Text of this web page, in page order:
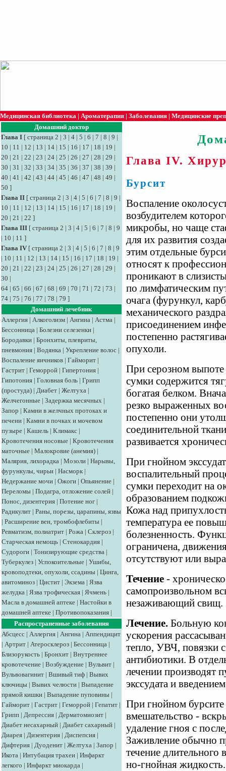
Медицинская библиотека | Ароматерапия | Заболевания | Медицинские
Домашний доктор
Глава I [ страница 2 | 3 | 4 | 5 | 6 | 7 | 8 | 9 |
10 | 11 | 12 | 13 | 14 | 15 | 16 | 17 | 18 | 19 |
20 | 21 | 22 | 23 | 24 | 25 | 26 | 27 | 28 | 29 |
30 | 31 | 32 | 33 | 34 | 35 | 36 | 37 | 38 | 39 |
40 | 41 | 42 | 43 | 44 | 45 | 46 | 47 | 48 | 49 |
50 ]
Глава II [ страница 2 | 3 | 4 | 5 | 6 | 7 | 8 | 9 |
10 | 11 | 12 | 13 | 14 | 15 | 16 | 17 | 18 | 19 |
20 | 21 | 22 ]
Глава III [ страница 2 | 3 | 4 | 5 | 6 | 7 | 8 | 9
| 10 | 11 ]
Глава IV [ страница 2 | 3 | 4 | 5 | 6 | 7 | 8 | 9
| 10 | 11 | 12 | 13 | 14 | 15 | 16 | 17 | 18 | 19 |
20 | 21 | 22 | 23 | 24 | 25 | 26 | 27 | 28 | 29 |
30 |
64 | 65 | 66 | 67 | 68 | 69 | 70 | 71 | 72 | 73 |
74 | 75 | 76 | 77 | 78 | 79 ]
Домашний лечебник
Аллергия | Алкоголизм | Ангина | Астма |
Бессонница | Болезни селезенки |
Бородавки | Бронхиты, плевриты,
пневмония | Водянка | Укрепление волос |
Воспаление яичников | Гайморит |
Гастрит | Геморрой | Гипертония |
Гипотония | Головная боль | Грипп
(простуда) | Диабет | Желтуха |
Желчегонные | Задержка месячных |
Запор | Камни в желчных протоках и
печени | Камни в почках и мочевом
пузыре | Кашель | Климакс |
Кровотечения носовые | Кровотечения
маточные | Малокровие (анемия) |
Малярия, лихорадка | Мозоли | Нарывы,
фурункулы, чирьи | Насморк |
Недержание мочи | Ожоги | Опьянение |
Переломы | Подагра, отложение солей |
Понос, дизентерия | Потение ног |
Радикулит | Раны, порезы, царапины, язвы
| Расширение вен, тромбофлебиты |
Ревматизм, полиатрит | Рожа | Склероз |
Старческая немощь | Стенокардия |
Судороги | Тонизирующие средства |
Туберкулез | Успокоительные | Ушибы,
кровоподтеки, опухоли, ссадины | Цинга,
авитоминоз | Цистит | Экзема | Язва
желудка | Язва трофическая | Ячмень |
Масла в домашней аптеке | Настойки в
домашней аптеке | Противопоказания |
Распространенные заболевания
Абсцесс | Аллергия | Ангина | Аппендицит
| Артрит | Атеросклероз | Бессонница |
Близорукость | Бронхит | Внутреннее
кровотечение | Возбуждение | Вульвит |
Вульвовагинит | Вшивый тиф | Вывих
ключицы | Вывих челюсти | Выпадение
прямой кишки | Выпадение пуповины |
Гайморит | Гастрит | Геморрой | Гепатит |
Грипп | Депрессия | Дерматомиозит |
Диабет несахарный | Диабет сахарный |
Диарея | Дизентерия | Диспепсия |
Дифтерия | Дуоденит | Желтуха | Запор |
Икота | Интубация трахеи | Инфаркт
легкого | Инфаркт миокарда |
Глава IV.
Бурсит
Воспаление
возбудителем
микробы, но чаще
для их развития
этим отдельные
относят к
проникают в
по лимфатическим
очага (фурункул,
механического
присоединением
постепенно
опухоли.
При серозном выпоте
сумки содержится
богатая белком.
резко выраженных
постепенно они
соединительной
развивается
При гнойном
воспалительный
сумки переходит на
образованием
Кожа над
температура ее
болезненность.
ограничена,
отсутствуют или
Течение -
самопроизвольном
незаживающий свищ.
Лечение. Больную
ускорения
тепло, УВЧ, повязки
антибиотики. В
лечении производят
экссудата и
При гнойном бурсите
вмешательство -
удаление гноя с
Заживление обычно
течение длительного
но-гнойная жидкость.